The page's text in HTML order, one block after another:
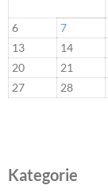
6
7
13
14
20
21
27
28
Kategorie